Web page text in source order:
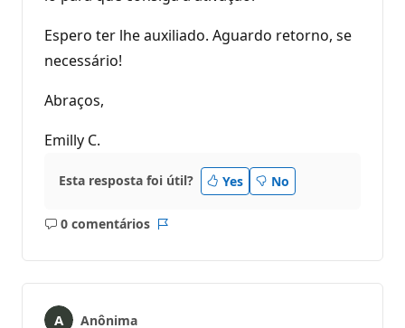
Espero ter lhe auxiliado. Aguardo retorno, se
necessário!
Abraços,
Emilly C.
Esta resposta foi útil? Yes No
0 comentários
Sem
Anônima